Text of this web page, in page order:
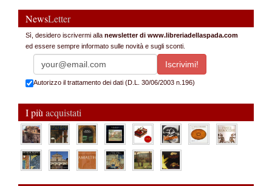
NewsLetter
Sì, desidero iscrivermi alla newsletter di www.libreriadellaspada.com
ed essere sempre informato sulle novità e sugli sconti.
Autorizzo il trattamento dei dati (D.L. 30/06/2003 n.196)
I più acquistati